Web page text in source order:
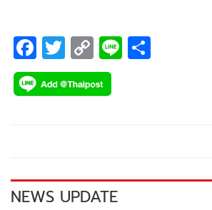
F
ac
e
k
T
wi
tt
C
o
p
k
Li
NEWS UPDATE